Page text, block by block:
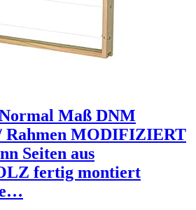
Maß DNM
Rahmen MODIFIZIERT
Seiten aus
fertig montiert